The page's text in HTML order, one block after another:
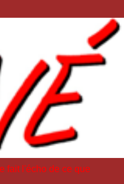
fait l'écho de ce que